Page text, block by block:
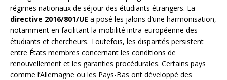
régimes nationaux de séjour des étudiants étrangers. La
directive 2016/801/UE a posé les jalons d’une harmonisation,
notamment en facilitant la mobilité intra-européenne des
étudiants et chercheurs. Toutefois, les disparités persistent
entre États membres concernant les conditions de
renouvellement et les garanties procédurales. Certains pays
comme l’Allemagne ou les Pays-Bas ont développé des